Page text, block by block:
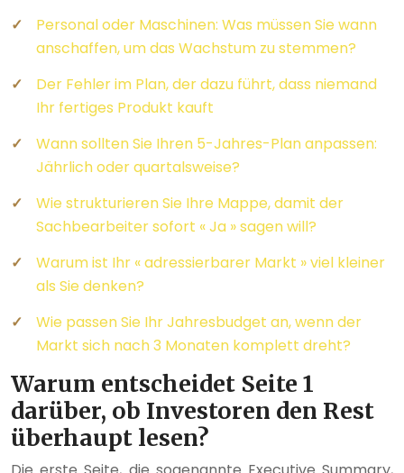
Personal oder Maschinen: Was müssen Sie wann
anschaffen, um das Wachstum zu stemmen?
Der Fehler im Plan, der dazu führt, dass niemand
Ihr fertiges Produkt kauft
Wann sollten Sie Ihren 5-Jahres-Plan anpassen:
Jährlich oder quartalsweise?
Wie strukturieren Sie Ihre Mappe, damit der
Sachbearbeiter sofort « Ja » sagen will?
Warum ist Ihr « adressierbarer Markt » viel kleiner
als Sie denken?
Wie passen Sie Ihr Jahresbudget an, wenn der
Markt sich nach 3 Monaten komplett dreht?
Warum entscheidet Seite 1
darüber, ob Investoren den Rest
überhaupt lesen?